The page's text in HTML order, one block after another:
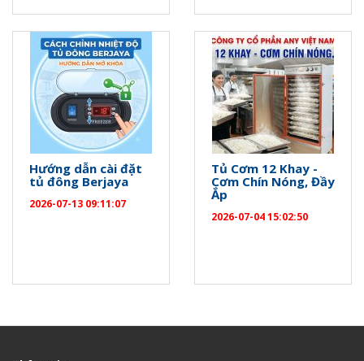
Hướng dẫn cài đặt
tủ đông Berjaya
2026-07-13 09:11:07
Tủ Cơm 12 Khay -
Cơm Chín Nóng, Đầy
Ắp
2026-07-04 15:02:50